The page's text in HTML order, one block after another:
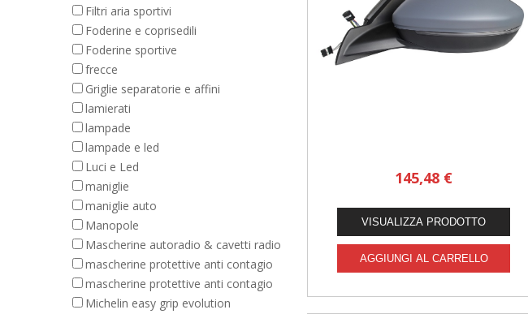
Filtri aria sportivi
Foderine e coprisedili
Foderine sportive
frecce
Griglie separatorie e affini
lamierati
lampade
lampade e led
Luci e Led
maniglie
maniglie auto
Manopole
Mascherine autoradio & cavetti radio
mascherine protettive anti contagio
mascherine protettive anti contagio
Michelin easy grip evolution
145,48 €